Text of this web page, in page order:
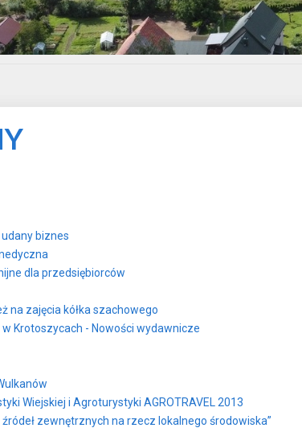
udany biznes
dla przedsiębiorców
na zajęcia kółka szachowego
Krotoszycach - Nowości wydawnicze
Wiejskiej i Agroturystyki AGROTRAVEL 2013
zewnętrznych na rzecz lokalnego środowiska”